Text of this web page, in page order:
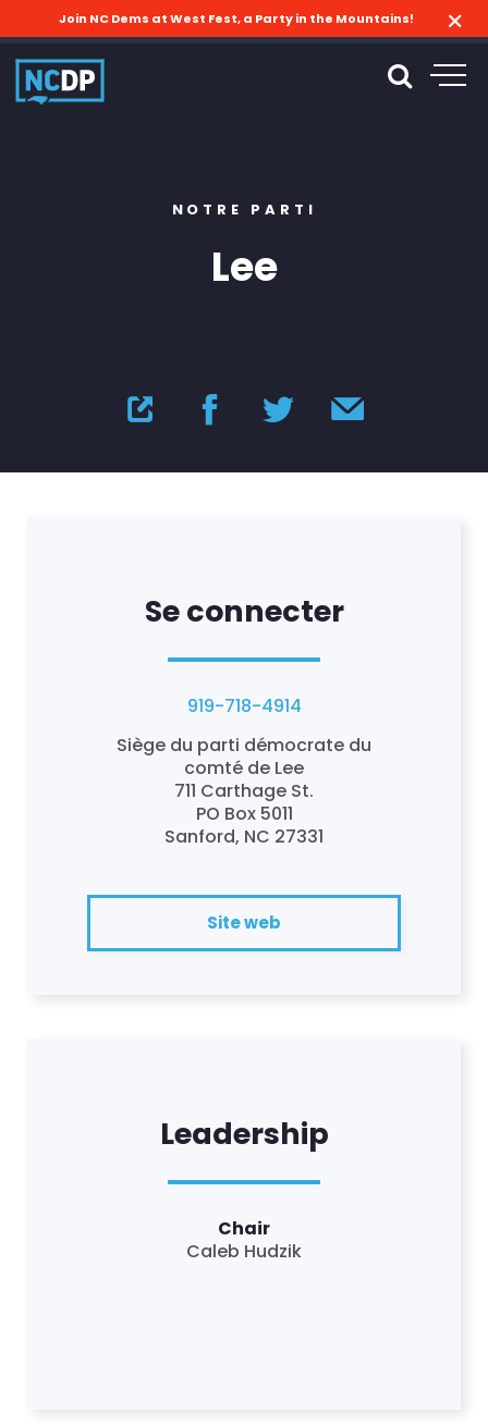
Join NC Dems at West Fest, a Party in the Mountains!
NOTRE PARTI
Lee
Se connecter
919-718-4914
Siège du parti démocrate du
comté de Lee
711 Carthage St.
PO Box 5011
Sanford, NC 27331
Site web
Leadership
Chair
Caleb Hudzik